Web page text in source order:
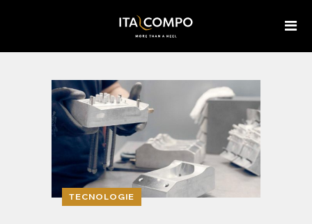
TECNOLOGIE